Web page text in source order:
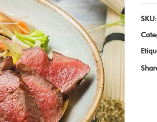
SKU: